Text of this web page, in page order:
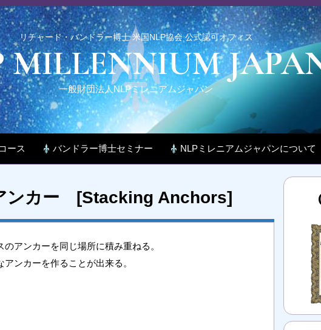
リチャード・バンドラー博士 米国NLP協会 公式認可オフィス
MILLENNIUM
一般財団法人NLPミレニアムジャパン
ース バンドラー博士セミナー NLPミレニアムジャパンについて
ンカー [Stacking Anchors]
アンカーを同じ場所に積み重ねる。
ンカーを作ることが出来る。